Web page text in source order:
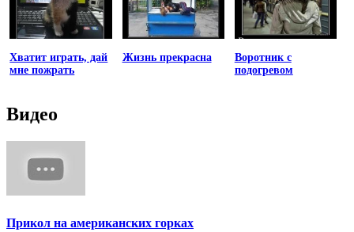
Хватит играть, дай
мне пожрать
Жизнь прекрасна
Воротник с
подогревом
Видео
Прикол на американских горках